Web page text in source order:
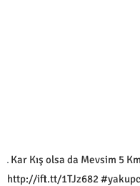
Kar Kış olsa da Mevsim 5
http://ift.tt/1TJz682